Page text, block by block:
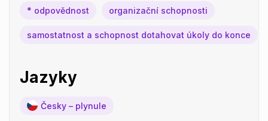
* odpovědnost organizační schopnosti
samostatnost a schopnost dotahovat úkoly do konce
Jazyky
Česky – plynule